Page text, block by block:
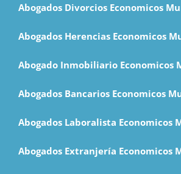
Abogados Divorcios Economicos
Abogados Herencias Economicos
Abogado Inmobiliario Economicos
Abogados Bancarios Economicos
Abogados Laboralista Economicos
Abogados Extranjería Economicos